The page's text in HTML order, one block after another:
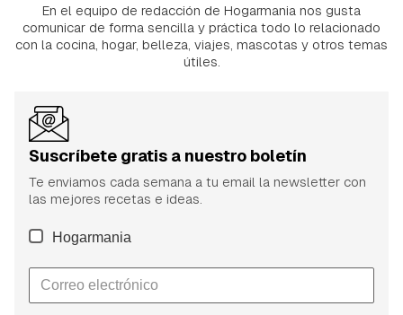
En el equipo de redacción de Hogarmania nos gusta
comunicar de forma sencilla y práctica todo lo relacionado
con la cocina, hogar, belleza, viajes, mascotas y otros temas
útiles.
Suscríbete gratis a nuestro boletín
Te enviamos cada semana a tu email la newsletter con
las mejores recetas e ideas.
Hogarmania